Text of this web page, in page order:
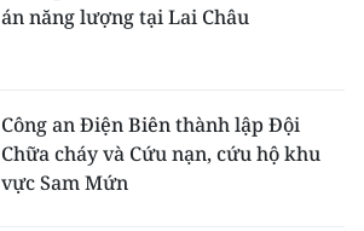
án năng lượng tại Lai Châu
Công an Điện Biên thành lập Đội
Chữa cháy và Cứu nạn, cứu hộ khu
vực Sam Mứn